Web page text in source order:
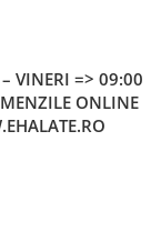
VINERI => 09:00
ONLINE